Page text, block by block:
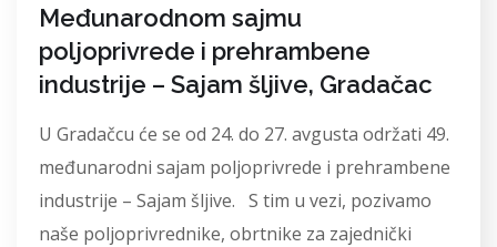
Međunarodnom sajmu
poljoprivrede i prehrambene
industrije – Sajam šljive, Gradačac
U Gradačcu će se od 24. do 27. avgusta održati 49.
međunarodni sajam poljoprivrede i prehrambene
industrije – Sajam šljive. S tim u vezi, pozivamo
naše poljoprivrednike, obrtnike za zajednički